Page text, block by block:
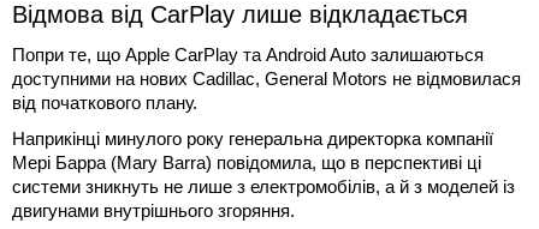
Відмова від CarPlay лише відкладається
Попри те, що Apple CarPlay та Android Auto залишаються
доступними на нових Cadillac, General Motors не відмовилася
від початкового плану.
Наприкінці минулого року генеральна директорка компанії
Мері Барра (Mary Barra) повідомила, що в перспективі ці
системи зникнуть не лише з електромобілів, а й з моделей із
двигунами внутрішнього згоряння.